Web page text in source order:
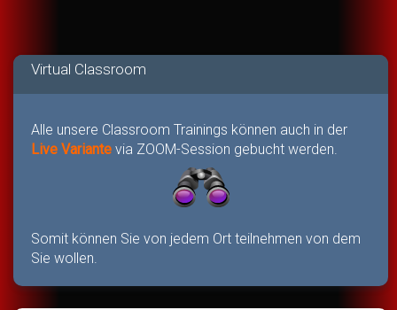
Virtual Classroom
Alle unsere Classroom Trainings können auch in der
Live Variante via ZOOM-Session gebucht werden.
Somit können Sie von jedem Ort teilnehmen von dem
Sie wollen.